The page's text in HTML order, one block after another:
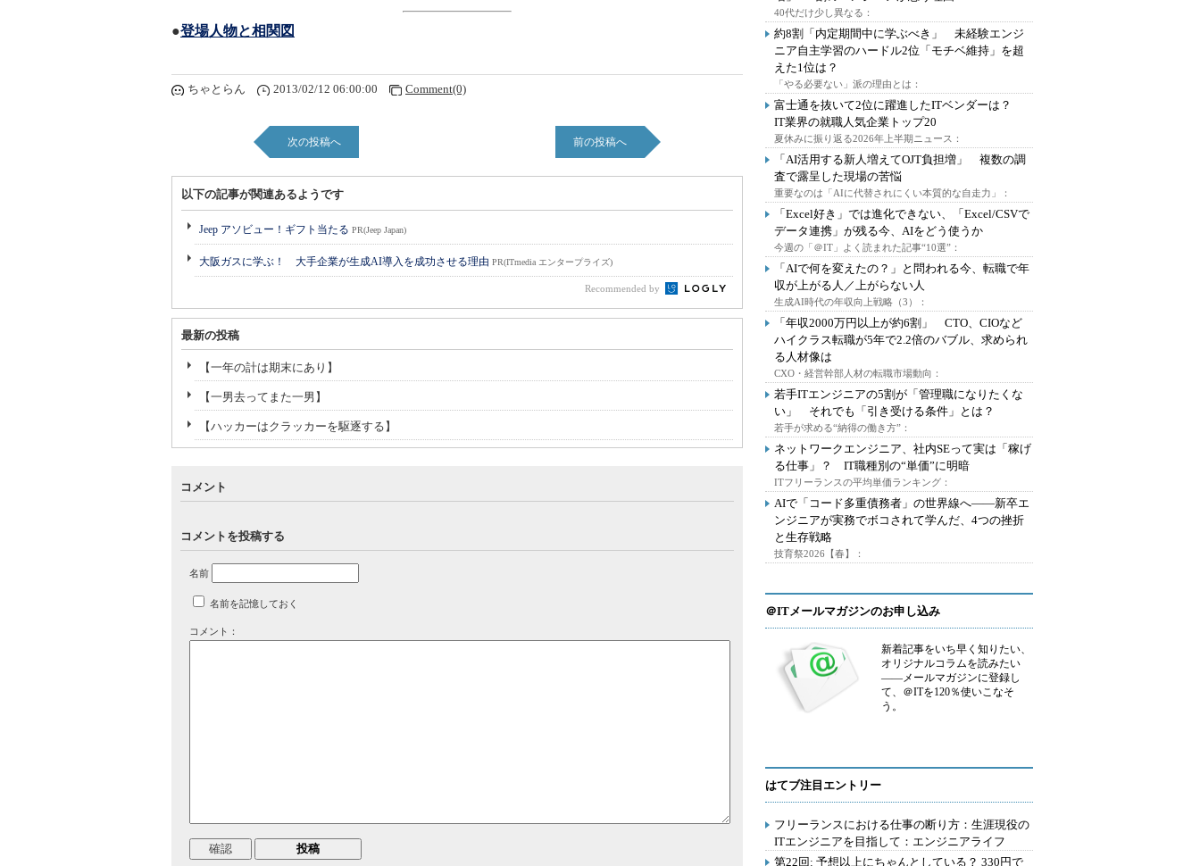
●登場人物と相関図
ちゃとらん 2013/02/12 06:00:00 Comment(0)
次の投稿へ 前の投稿へ
以下の記事が関連あるようです
Jeep アソビュー！ギフト当たる PR(Jeep Japan)
大阪ガスに学ぶ！ 大手企業が生成AI導入を成功させる理由 PR(ITmedia エンタープライズ)
Recommended by
最新の投稿
【一年の計は期末にあり】
【一男去ってまた一男】
【ハッカーはクラッカーを駆逐する】
コメント
コメントを投稿する
名前
名前を記憶しておく
コメント：
40代だけ少し異なる：
約8割「内定期間中に学ぶべき」 未経験エンジ
ニア自主学習のハードル2位「モチベ維持」を超
えた1位は？
「やる必要ない」派の理由とは：
富士通を抜いて2位に躍進したITベンダーは？
IT業界の就職人気企業トップ20
夏休みに振り返る2026年上半期ニュース：
「AI活用する新人増えてOJT負担増」 複数の調
査で露呈した現場の苦悩
重要なのは「AIに代替されにくい本質的な自走力」：
「Excel好き」では進化できない、「Excel/CSVで
データ連携」が残る今、AIをどう使うか
今週の「＠IT」よく読まれた記事“10選”：
「AIで何を変えたの？」と問われる今、転職で年
収が上がる人／上がらない人
生成AI時代の年収向上戦略（3）：
「年収2000万円以上が約6割」 CTO、CIOなど
ハイクラス転職が5年で2.2倍のバブル、求められ
る人材像は
CXO・経営幹部人材の転職市場動向：
若手ITエンジニアの5割が「管理職になりたくな
い」 それでも「引き受ける条件」とは？
若手が求める“納得の働き方”：
ネットワークエンジニア、社内SEって実は「稼げ
る仕事」？ IT職種別の“単価”に明暗
ITフリーランスの平均単価ランキング：
AIで「コード多重債務者」の世界線へ――新卒エ
ンジニアが実務でボコされて学んだ、4つの挫折
と生存戦略
技育祭2026【春】：
＠ITメールマガジンのお申し込み
新着記事をいち早く知りたい、
オリジナルコラムを読みたい
――メールマガジンに登録し
て、＠ITを120％使いこなそ
う。
はてブ注目エントリー
フリーランスにおける仕事の断り方：生涯現役の
ITエンジニアを目指して：エンジニアライフ
第22回: 予想以上にちゃんとしている？ 330円で